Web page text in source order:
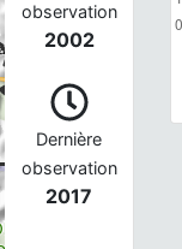
observation
2002
Dernière
observation
2017